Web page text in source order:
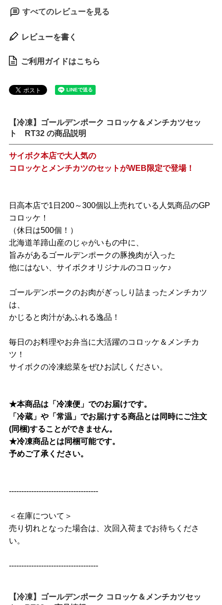
すべてのレビューを見る
レビューを書く
ご利用ガイドはこちら
【冷凍】ゴールデンポーク コロッケ＆メンチカツセッ
ト RT32 の商品説明
サイボク本店で大人気の
コロッケとメンチカツのセットがWEB限定で登場！
日高本店で1日200～300個以上売れている人気商品のGP
コロッケ！
（休日は500個！）
北海道羊蹄山産のじゃがいもの中に、
旨みがあるゴールデンポークの豚挽肉が入った
他にはない、サイボクオリジナルのコロッケ♪
ゴールデンポークのお肉がぎっしり詰まったメンチカツ
は、
かじると肉汁があふれる逸品！
毎日のお料理やお弁当に大活躍のコロッケ＆メンチカ
ツ！
サイボクの冷凍総菜をぜひお試しください。
★本商品は「冷凍便」でのお届けです。
「冷蔵」や「常温」でお届けする商品とは同時にご注文
(同梱)することができません。
★冷凍商品とは同梱可能です。
予めご了承ください。
------------------------------------
＜在庫について＞
売り切れとなった場合は、次回入荷までお待ちくださ
い。
------------------------------------
【冷凍】ゴールデンポーク コロッケ＆メンチカツセッ